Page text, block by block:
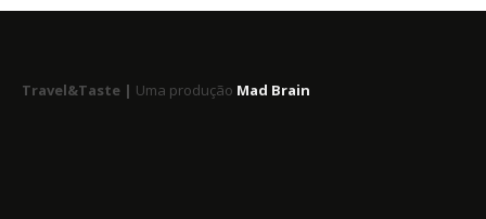
Travel&Taste | Uma produção Mad Brain